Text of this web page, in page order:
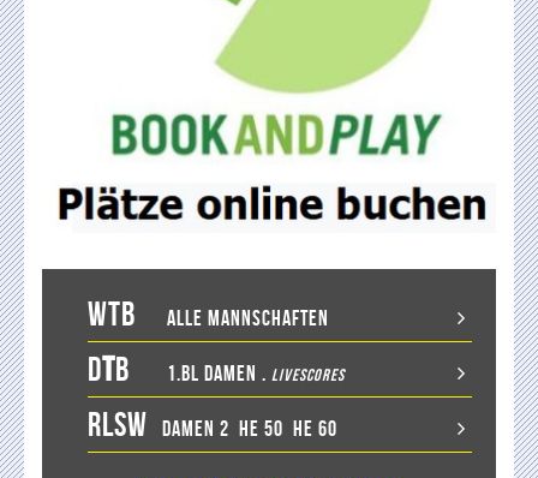
WTB Alle Mannschaften
DTB 1.BL Damen . LiveScores
RLSW Damen 2 He 50 He 60